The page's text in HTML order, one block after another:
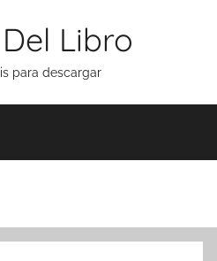
Libro
para descargar